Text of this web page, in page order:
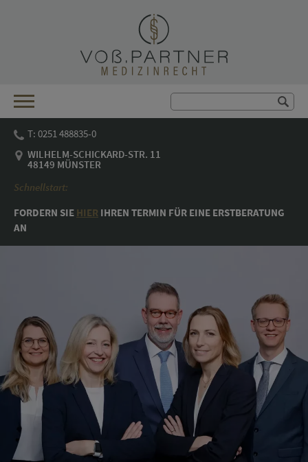
T: 0251 488835-0
WILHELM-SCHICKARD-STR. 11
48149 MÜNSTER
Schnellstart:
FORDERN SIE HIER IHREN TER­MIN FÜR EINE ERST­BE­RA­TUNG
AN
Ihre Daten, die Sie im Rahmen der Kontaktanfrage angeben, behandeln wir
vertraulich. Nähere Informationen zur Datenverarbeitung finden Sie in unserer
Datenschutzerklärung